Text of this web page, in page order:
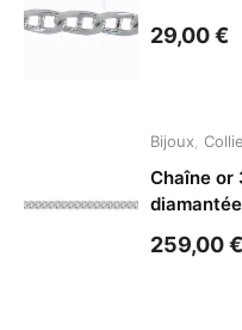
29,00€
Bijoux
Chaîne or
259,00€